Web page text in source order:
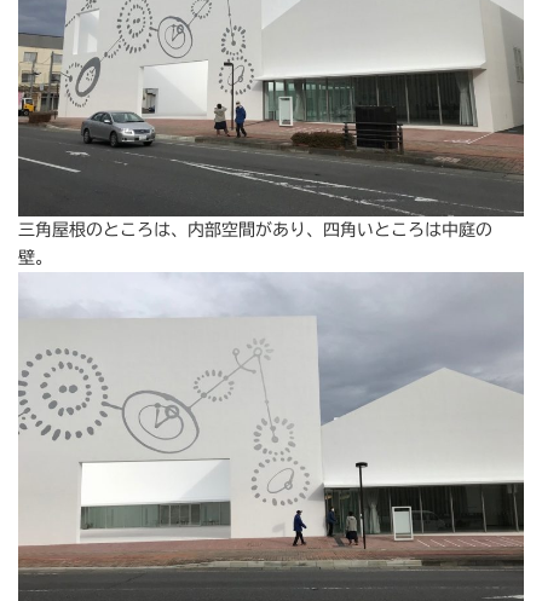
三角屋根のところは、内部空間があり、四角いところは中庭の
壁。